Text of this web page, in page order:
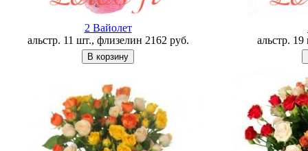
2 Вайолет
альстр. 11 шт., флизелин 2162 руб.
альстр.